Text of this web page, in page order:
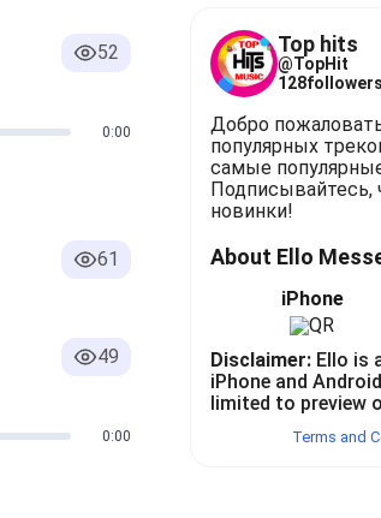
треков! Здесь вы найдете самые
52
0:00
61
49
0:00
Top hits
@TopHit
128
Добро
популярных
самые
Подписывайтесь,
новинки!
About Ello
iPhone
Disclaimer: Ello is
iPhone and
limited to preview
Terms and